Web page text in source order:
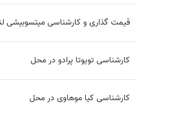
قیمت گذاری و کارشناسی میتسوبیشی
کارشناسی تویوتا پرادو در محل
کارشناسی کیا موهاوی در محل